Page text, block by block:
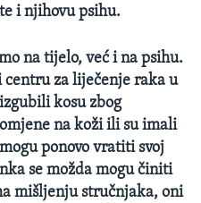
i njihovu psihu.
na tijelo, već i na psihu.
centru za liječenje raka u
kosu zbog
na koži ili su imali
ponovo vratiti svoj
se možda mogu činiti
mišljenju stručnjaka, oni